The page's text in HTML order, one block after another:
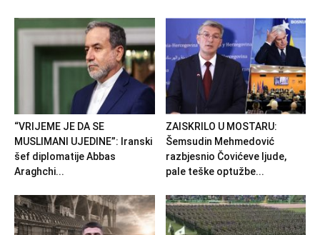
“VRIJEME JE DA SE
MUSLIMANI UJEDINE”: Iranski
šef diplomatije Abbas
Araghchi...
ZAISKRILO U MOSTARU:
Šemsudin Mehmedović
razbjesnio Čovićeve ljude,
pale teške optužbe...